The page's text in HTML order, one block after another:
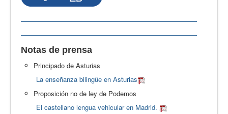
Notas de prensa
Principado de Asturias
La enseñanza bilingüe en Asturias
Proposición no de ley de Podemos
El castellano lengua vehicular en Madrid.